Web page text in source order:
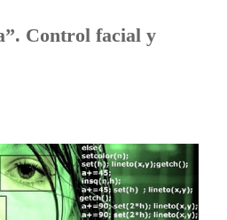
Control facial y